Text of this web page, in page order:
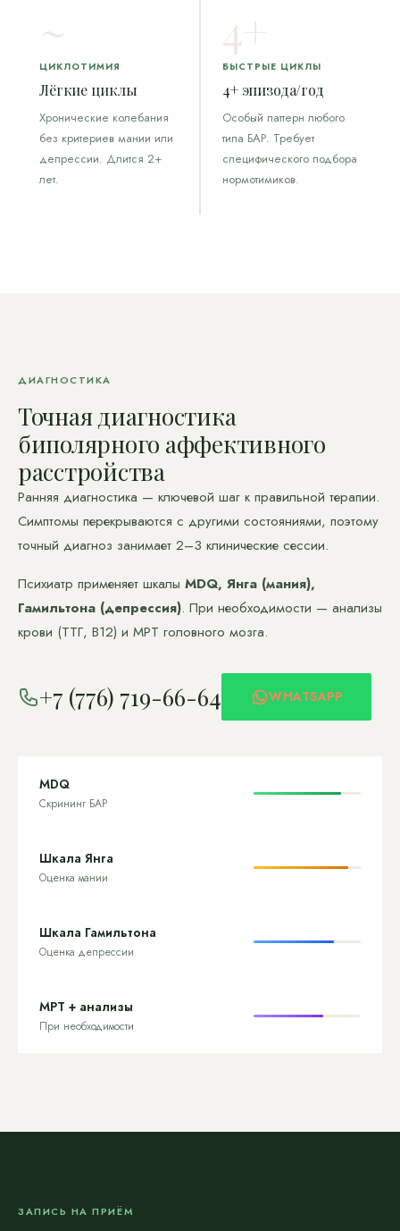
~
ЦИКЛОТИМИЯ
Лёгкие циклы
Хронические колебания
без критериев мании или
депрессии. Длится 2+
лет.
4+
БЫСТРЫЕ ЦИКЛЫ
4+ эпизода/год
Особый паттерн любого
типа БАР. Требует
специфического подбора
нормотимиков.
ДИАГНОСТИКА
Точная диагностика
биполярного аффективного
расстройства
Ранняя диагностика — ключевой шаг к правильной терапии.
Симптомы перекрываются с другими состояниями, поэтому
точный диагноз занимает 2–3 клинические сессии.
Психиатр применяет шкалы MDQ, Янга (мания),
Гамильтона (депрессия). При необходимости — анализы
крови (ТТГ, B12) и МРТ головного мозга.
+7 (776) 719-66-64 WHATSAPP
MDQ
Скрининг БАР
Шкала Янга
Оценка мании
Шкала Гамильтона
Оценка депрессии
МРТ + анализы
При необходимости
ЗАПИСЬ НА ПРИЁМ